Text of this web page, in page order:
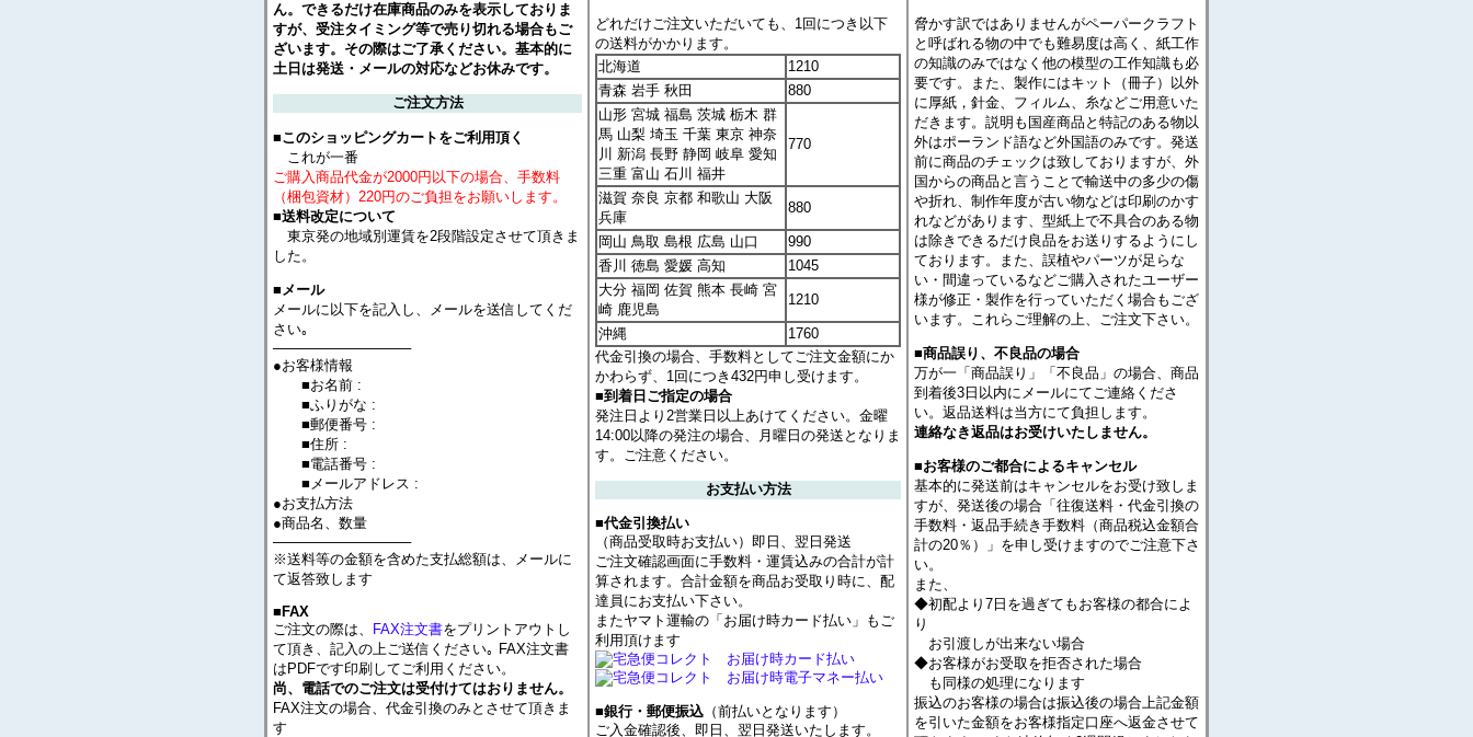
ん。できるだけ在庫商品のみを表示しておりま
すが、受注タイミング等で売り切れる場合もご
ざいます。その際はご了承ください。基本的に
土日は発送・メールの対応などお休みです。
ご注文方法
■このショッピングカートをご利用頂く
これが一番
ご購入商品代金が2000円以下の場合、手数料
（梱包資材）220円のご負担をお願いします。
■送料改定について
東京発の地域別運賃を2段階設定させて頂きま
した。
■メール
メールに以下を記入し、メールを送信してくだ
さい｡
──────────────
●お客様情報
■お名前 :
■ふりがな :
■郵便番号 :
■住所 :
■電話番号 :
■メールアドレス :
●お支払方法
●商品名、数量
──────────────
※送料等の金額を含めた支払総額は、メールに
て返答致します
■FAX
ご注文の際は、 FAX注文書をプリントアウトし
て頂き、記入の上ご送信ください｡ FAX注文書
はPDFです印刷してご利用ください。
尚、電話でのご注文は受付けてはおりません。
FAX注文の場合、代金引換のみとさせて頂きま
す
どれだけご注文いただいても、1回につき以下
の送料がかかります。
北海道
1210
青森 岩手 秋田
880
山形 宮城 福島 茨城 栃木 群
馬 山梨 埼玉 千葉 東京 神奈
川 新潟 長野 静岡 岐阜 愛知
三重 富山 石川 福井
770
滋賀 奈良 京都 和歌山 大阪
兵庫
880
岡山 鳥取 島根 広島 山口
990
香川 徳島 愛媛 高知
1045
大分 福岡 佐賀 熊本 長崎 宮
崎 鹿児島
1210
沖縄
1760
代金引換の場合、手数料としてご注文金額にか
かわらず、1回につき432円申し受けます。
■到着日ご指定の場合
発注日より2営業日以上あけてください。金曜
14:00以降の発注の場合、月曜日の発送となりま
す。ご注意ください。
お支払い方法
■代金引換払い
（商品受取時お支払い）即日、翌日発送
ご注文確認画面に手数料・運賃込みの合計が計
算されます。合計金額を商品お受取り時に、配
達員にお支払い下さい。
またヤマト運輸の「お届け時カード払い」もご
利用頂けます
■銀行・郵便振込 （前払いとなります）
ご入金確認後、即日、翌日発送いたします。
脅かす訳ではありませんがペーパークラフト
と呼ばれる物の中でも難易度は高く、紙工作
の知識のみではなく他の模型の工作知識も必
要です。また、製作にはキット（冊子）以外
に厚紙，針金、フィルム、糸などご用意いた
だきます。説明も国産商品と特記のある物以
外はポーランド語など外国語のみです。発送
前に商品のチェックは致しておりますが、外
国からの商品と言うことで輸送中の多少の傷
や折れ、制作年度が古い物などは印刷のかす
れなどがあります、型紙上で不具合のある物
は除きできるだけ良品をお送りするようにし
ております。また、誤植やパーツが足らな
い・間違っているなどご購入されたユーザー
様が修正・製作を行っていただく場合もござ
います。これらご理解の上、ご注文下さい。
■商品誤り、不良品の場合
万が一「商品誤り」「不良品」の場合、商品
到着後3日以内にメールにてご連絡くださ
い。返品送料は当方にて負担します。
連絡なき返品はお受けいたしません。
■お客様のご都合によるキャンセル
基本的に発送前はキャンセルをお受け致しま
すが、発送後の場合「往復送料・代金引換の
手数料・返品手続き手数料（商品税込金額合
計の20％）」を申し受けますのでご注意下さ
い。
また、
◆初配より7日を過ぎてもお客様の都合によ
り
お引渡しが出来ない場合
◆お客様がお受取を拒否された場合
も同様の処理になります
振込のお客様の場合は振込後の場合上記金額
を引いた金額をお客様指定口座へ返金させて